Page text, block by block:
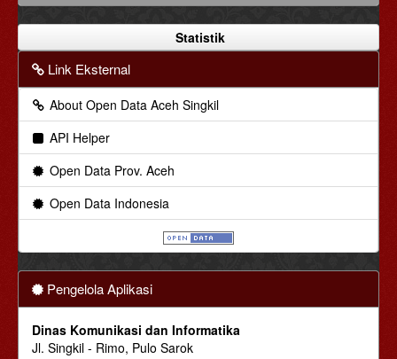
Statistik
Link Eksternal
About Open Data Aceh Singkil
API Helper
Open Data Prov. Aceh
Open Data Indonesia
Pengelola Aplikasi
Dinas Komunikasi dan Informatika
Jl. Singkil - Rimo, Pulo Sarok